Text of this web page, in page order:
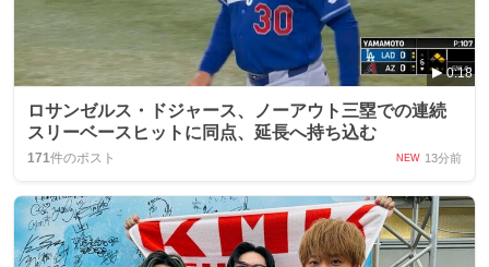
0:18
ロサンゼルス・ドジャース、ノーアウト三塁での連続
スリーベースヒットに同点、延長へ持ち込む
171件のポスト NEW 13分前